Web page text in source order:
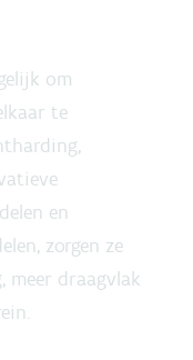
om
te
en
zorgen ze
meer draagvlak